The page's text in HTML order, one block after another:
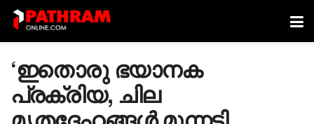
‘ഇതൊരു ഭയാനക
പ്രക്രിയ, ചില